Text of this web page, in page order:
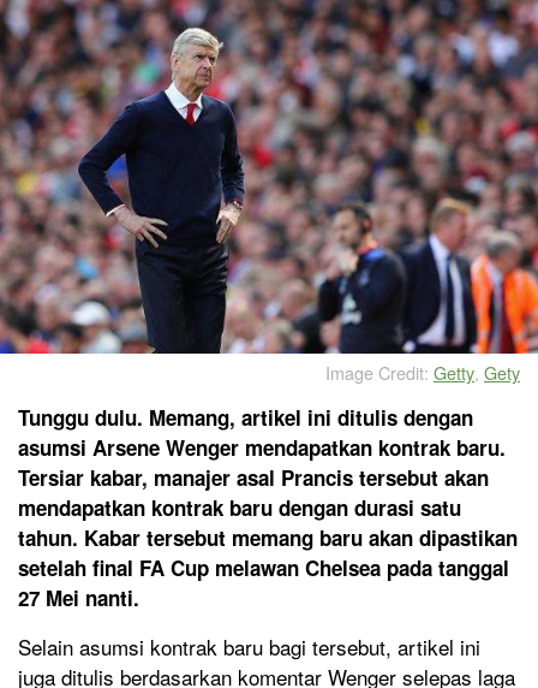
Image Credit: Getty, Gety
Tunggu dulu. Memang, artikel ini ditulis dengan
asumsi Arsene Wenger mendapatkan kontrak baru.
Tersiar kabar, manajer asal Prancis tersebut akan
mendapatkan kontrak baru dengan durasi satu
tahun. Kabar tersebut memang baru akan dipastikan
setelah final FA Cup melawan Chelsea pada tanggal
27 Mei nanti.
Selain asumsi kontrak baru bagi tersebut, artikel ini
juga ditulis berdasarkan komentar Wenger selepas laga